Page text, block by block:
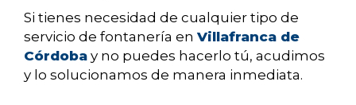
Si tienes necesidad de cualquier tipo de
servicio de fontanería en Villafranca de
Córdoba y no puedes hacerlo tú, acudimos
y lo solucionamos de manera inmediata.